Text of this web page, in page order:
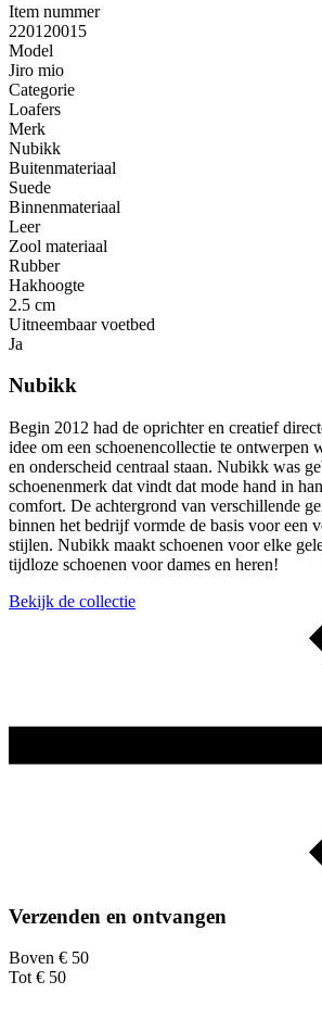
Item nummer
220120015
Model
Jiro mio
Categorie
Loafers
Merk
Nubikk
Buitenmateriaal
Suede
Binnenmateriaal
Leer
Zool materiaal
Rubber
Hakhoogte
2.5 cm
Uitneembaar voetbed
Ja
Nubikk
Begin 2012 had de oprichter en creatief
idee om een ​​schoenencollectie te ontwerpen
en onderscheid centraal staan. Nubikk was
schoenenmerk dat vindt dat mode hand in
comfort. De achtergrond van verschillende
binnen het bedrijf vormde de basis voor een
stijlen. Nubikk maakt schoenen voor elke
tijdloze schoenen voor dames en heren!
Bekijk de collectie
Verzenden en ontvangen
Boven € 50
Tot € 50